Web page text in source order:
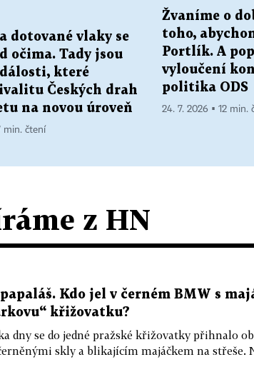
dotované vlaky se
očima. Tady jsou
které
Českých drah
na novou úroveň
min. čtení
Žvaníme o
toho,
Portlík. A
vyloučení
politika ODS
24. 7. 2026 ▪ 12 min.
z HN
Kdo jel v černém BMW s
křižovatku?
dny se do jedné pražské křižovatky přihnalo
skly a blikajícím majáčkem na střeše.